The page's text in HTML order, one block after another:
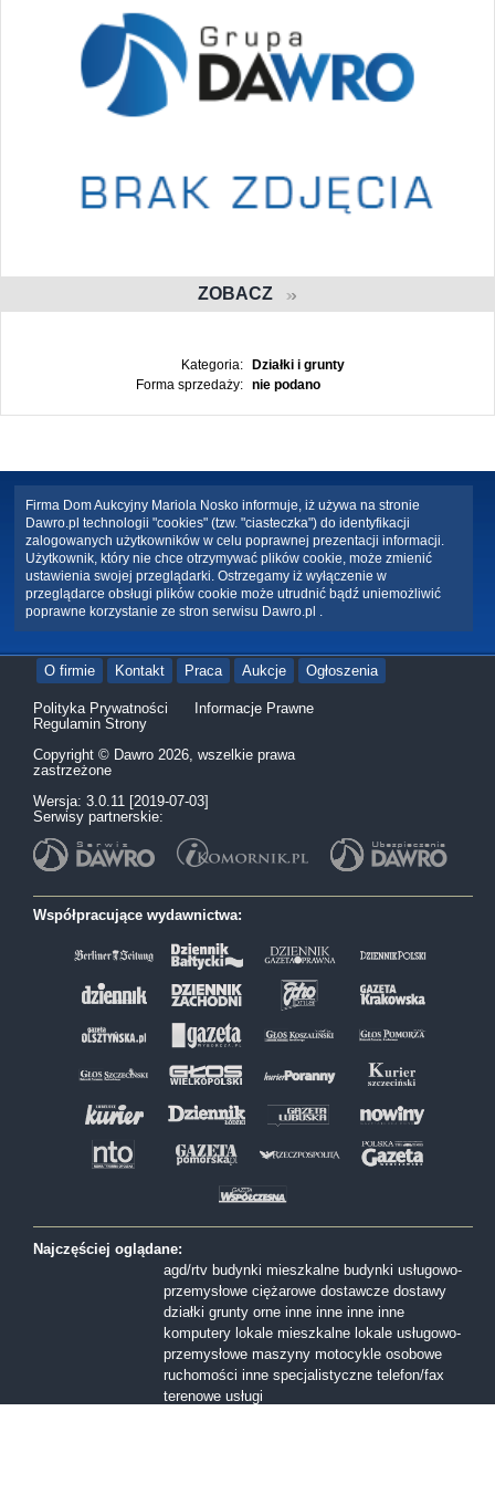
ZOBACZ
Kategoria:
Działki i grunty
Forma sprzedaży:
nie podano
Firma Dom Aukcyjny Mariola Nosko informuje, iż używa na stronie
Dawro.pl technologii "cookies" (tzw. "ciasteczka") do identyfikacji
zalogowanych użytkowników w celu poprawnej prezentacji informacji.
Użytkownik, który nie chce otrzymywać plików cookie, może zmienić
ustawienia swojej przeglądarki. Ostrzegamy iż wyłączenie w
przeglądarce obsługi plików cookie może utrudnić bądź uniemożliwić
poprawne korzystanie ze stron serwisu Dawro.pl .
O firmie Kontakt Praca Aukcje Ogłoszenia
Polityka Prywatności
Informacje Prawne
Regulamin Strony
Copyright © Dawro 2026, wszelkie prawa
zastrzeżone
Wersja: 3.0.11 [2019-07-03]
Serwisy partnerskie:
Współpracujące wydawnictwa:
Najczęściej oglądane:
agd/rtv budynki mieszkalne budynki usługowo-
przemysłowe ciężarowe dostawcze dostawy
działki grunty orne inne inne inne inne
komputery lokale mieszkalne lokale usługowo-
przemysłowe maszyny motocykle osobowe
ruchomości inne specjalistyczne telefon/fax
terenowe usługi